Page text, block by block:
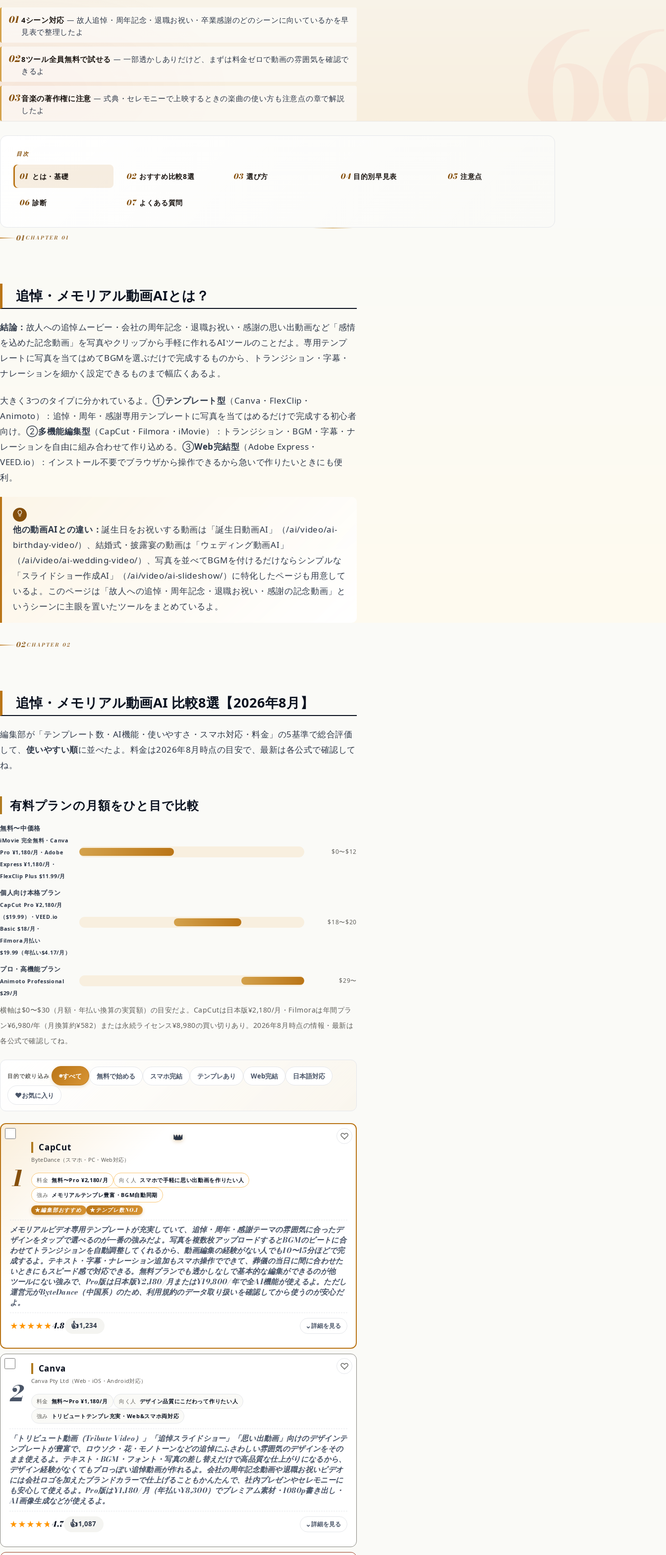
動画
アニメ
歴代アニメランキング
異世界転生アニメ
恋愛アニメ
Switchおすすめソフト
暮らし
不用品回収
害虫・害獣駆除
庭・外構
暮らしの代行サービス
スキンケア
サイトマップ
01 4シーン対応 — 故人追悼・周年記念・退職お祝い・卒業感謝のどのシーンに向いているかを早
見表で整理したよ
028ツール全員無料で試せる — 一部透かしありだけど、まずは料金ゼロで動画の雰囲気を確認で
きるよ
03音楽の著作権に注意 — 式典・セレモニーで上映するときの楽曲の使い方も注意点の章で解説
したよ
目次
01 とは・基礎 02 おすすめ比較8選 03 選び方 04 目的別早見表 05 注意点
06 診断 07 よくある質問
01CHAPTER 01
追悼・メモリアル動画AIとは？
結論： 故人への追悼ムービー・会社の周年記念・退職お祝い・感謝の思い出動画など「感情
を込めた記念動画」を写真やクリップから手軽に作れるAIツールのことだよ。専用テンプ
レートに写真を当てはめてBGMを選ぶだけで完成するものから、トランジション・字幕・
ナレーションを細かく設定できるものまで幅広くあるよ。
大きく3つのタイプに分かれているよ。①テンプレート型 （Canva・FlexClip・
Animoto）：追悼・周年・感謝専用テンプレートに写真を当てはめるだけで完成する初心者
向け。②多機能編集型 （CapCut・Filmora・iMovie）：トランジション・BGM・字幕・ナ
レーションを自由に組み合わせて作り込める。③Web完結型 （Adobe Express・
VEED.io）：インストール不要でブラウザから操作できるから急いで作りたいときにも便
利。
他の動画AIとの違い：誕生日をお祝いする動画は「誕生日動画AI」（/ai/video/ai-
birthday-video/）、結婚式・披露宴の動画は「ウェディング動画AI」
（/ai/video/ai-wedding-video/）、写真を並べてBGMを付けるだけならシンプルな
「スライドショー作成AI」（/ai/video/ai-slideshow/）に特化したページも用意して
いるよ。このページは「故人への追悼・周年記念・退職お祝い・感謝の記念動画」と
いうシーンに主眼を置いたツールをまとめているよ。
02CHAPTER 02
追悼・メモリアル動画AI 比較8選【2026年8月】
編集部が「テンプレート数・AI機能・使いやすさ・スマホ対応・料金」の5基準で総合評価
して、 使いやすい順に並べたよ。料金は2026年8月時点の目安で、最新は各公式で確認して
ね。
有料プランの月額をひと目で比較
無料〜中価格
iMovie 完全無料・Canva
Pro ¥1,180/月・Adobe
Express ¥1,180/月・
FlexClip Plus $11.99/月
$0〜$12
個人向け本格プラン
CapCut Pro ¥2,180/月
（$19.99）・VEED.io
Basic $18/月・
Filmora月払い
$19.99（年払い$4.17/月）
$18〜$20
プロ・高機能プラン
Animoto Professional
$29/月
$29〜
横軸は$0〜$30（月額・年払い換算の実質額）の目安だよ。CapCutは日本版¥2,180/月・Filmoraは年間プラ
ン¥6,980/年（月換算約¥582）または永続ライセンス¥8,980の買い切りあり。2026年8月時点の情報・最新は
各公式で確認してね。
目的で絞り込み ◉すべて 無料で始める スマホ完結 テンプレあり Web完結 日本語対応
♥お気に入り
1
CapCut
ByteDance（スマホ・PC・Web対応）
料金 無料〜Pro ¥2,180/月 向く人
スマホで手軽に思い出動画を作りたい人
強み メモリアルテンプレ豊富・BGM自動同期
編集部おすすめ テンプレ数NO.1
メモリアルビデオ専用テンプレートが充実していて、追悼・周年・感謝テーマの雰囲気に合ったデ
ザインをタップで選べるのが一番の強みだよ。写真を複数枚アップロードするとBGMのビートに合
わせてトランジションを自動調整してくれるから、動画編集の経験がない人でも10〜15分ほどで完
成するよ。テキスト・字幕・ナレーション追加もスマホ操作でできて、葬儀の当日に間に合わせた
いときにもスピード感で対応できる。無料プランでも透かしなしで基本的な編集ができるのが他
ツールにない強みで、Pro版は日本版¥2,180/月または¥19,800/年で全AI機能が使えるよ。ただし
運営元がByteDance（中国系）のため、利用規約のデータ取り扱いを確認してから使うのが安心だ
よ。
4.8 👍1,234
無料 / Pro ¥2,180/月 or
¥19,800/年（日本版）
無料プランあり（透かしな
スマホで手軽に追悼スライ
◎（日本語UIあり）
メモリアルテンプレ豊富・
BGM自動同期・写真→動
画変換がスムーズ
2
Canva
Canva Pty Ltd（Web・iOS・Android対応）
料金 無料〜Pro ¥1,180/月 向く人
デザイン品質にこだわって作りたい人
強み
トリビュートテンプレ充実・Web&スマホ両対応
「トリビュート動画（Tribute Video）」「追悼スライドショー」「思い出動画」向けのデザインテ
ンプレートが豊富で、ロウソク・花・モノトーンなどの追悼にふさわしい雰囲気のデザインをその
まま使えるよ。テキスト・BGM・フォント・写真の差し替えだけで高品質な仕上がりになるから、
デザイン経験がなくてもプロっぽい追悼動画が作れるよ。会社の周年記念動画や退職お祝いビデオ
には会社ロゴを加えたブランドカラーで仕上げることもかんたんで、社内プレゼンやセレモニーに
も安心して使えるよ。Pro版は¥1,180/月（年払い¥8,300）でプレミアム素材・1080p書き出し・
AI画像生成などが使えるよ。
4.7 👍1,087
無料 / Pro ¥1,180/月（年
無料プランあり（テンプ
デザイン品質にこだわりた
◎（日本語UI完全対応）